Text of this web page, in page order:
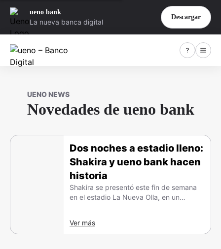
ueno bank
La nueva banca digital
Descargar
UENO NEWS
Novedades de ueno bank
Dos noches a estadio lleno:
Shakira y ueno bank hacen
historia
Shakira se presentó este fin de semana
en el estadio La Nueva Olla, en un
Ver más